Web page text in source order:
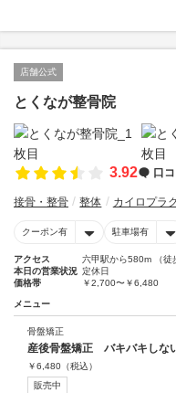
店舗公式
とくなが整骨院
3.92 口コ
接骨・整骨 整体 カイロプラ
クーポン有 駐車場有
アクセス
六甲駅から580m （徒
本日の営業状況 定休日
価格帯
￥2,700〜￥6,480
メニュー
骨盤矯正
産後骨盤矯正 バキバキしな
￥6,480 （税込）
販売中